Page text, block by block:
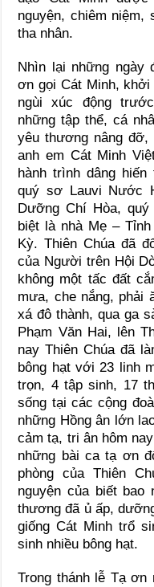
nguyện, chiêm niệm,
tha nhân.
Nhìn lại những ngày
ơn gọi Cát Minh,
ngùi xúc động
những tập thể, cá
yêu thương nâng
anh em Cát Minh
hành trình dâng
quý sơ Lauvi Nước
Dưỡng Chí Hòa,
biệt là nhà Mẹ –
Kỳ. Thiên Chúa đã
của Người trên Hội
không một tấc đất
mưa, che nắng, phải
xá đô thành, qua ga
Phạm Văn Hai, lên
nay Thiên Chúa đã
bông hạt với 23 linh
trọn, 4 tập sinh, 17
sống tại các cộng
những Hồng ân lớn
cảm tạ, tri ân hôm
những bài ca tạ ơn
phòng của Thiên
nguyện của biết bao
thương đã ủ ấp,
giống Cát Minh trổ
sinh nhiều bông hạt.
Trong thánh lễ Tạ ơn